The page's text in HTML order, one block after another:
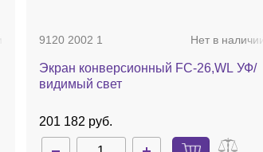
9120 2002 1 Нет в наличии
Экран конверсионный FC-26,WL УФ/
видимый свет
201 182 руб.